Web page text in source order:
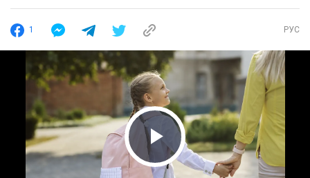
1 РУС
Play Video